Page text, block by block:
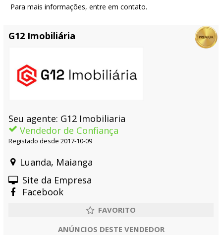
Para mais informações, entre em contato.
G12 Imobiliária
Seu agente: G12 Imobiliaria
Vendedor de Confiança
Registado desde 2017-10-09
Luanda, Maianga
Site da Empresa
Facebook
ANÚNCIOS DESTE VENDEDOR